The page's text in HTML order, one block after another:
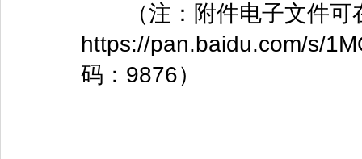
（注：附件电子文件可
https://pan.baidu.com/s/
码：9876）